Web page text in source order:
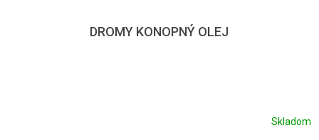
DROMY KONOPNÝ OLEJ
Skladom